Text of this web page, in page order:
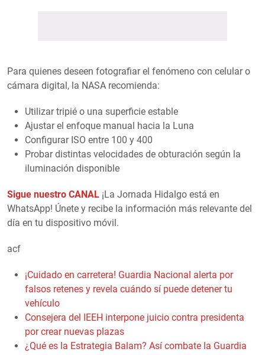
Para quienes deseen fotografiar el fenómeno con celular o
cámara digital, la NASA recomienda:
Utilizar tripié o una superficie estable
Ajustar el enfoque manual hacia la Luna
Configurar ISO entre 100 y 400
Probar distintas velocidades de obturación según la
iluminación disponible
Sigue nuestro CANAL ¡La Jornada Hidalgo está en
WhatsApp! Únete y recibe la información más relevante del
día en tu dispositivo móvil.
acf
¡Cuidado en carretera! Guardia Nacional alerta por
falsos retenes y revela cuándo sí puede detener tu
vehículo
Consejera del IEEH interpone juicio contra presidenta
por crear nuevas plazas
¿Qué es la Estrategia Balam? Así combate la Guardia